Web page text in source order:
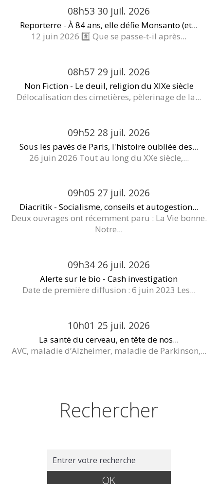
08h53 30 juil. 2026
Reporterre - À 84 ans, elle défie Monsanto (et...
12 juin 2026 #️⃣ Que se passe-t-il après...
08h57 29 juil. 2026
Non Fiction - Le deuil, religion du XIXe siècle
Délocalisation des cimetières, pèlerinage de la...
09h52 28 juil. 2026
Sous les pavés de Paris, l'histoire oubliée des...
26 juin 2026 Tout au long du XXe siècle,...
09h05 27 juil. 2026
Diacritik - Socialisme, conseils et autogestion...
Deux ouvrages ont récemment paru : La Vie bonne.
Notre...
09h34 26 juil. 2026
Alerte sur le bio - Cash investigation
Date de première diffusion : 6 juin 2023 Les...
10h01 25 juil. 2026
La santé du cerveau, en tête de nos...
AVC, maladie d’Alzheimer, maladie de Parkinson,...
Rechercher